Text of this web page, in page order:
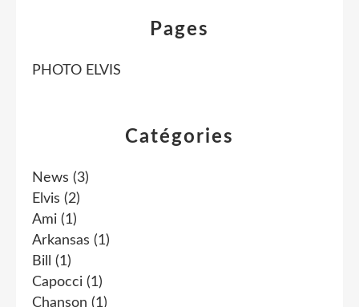
Catégories
News (3)
Elvis (2)
Ami (1)
Arkansas (1)
Bill
(1)
Capocci (1)
Chanson (1)
Pages
PHOTO ELVIS